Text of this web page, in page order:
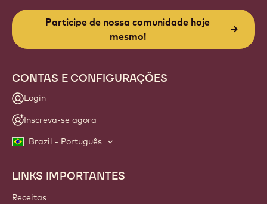
Participe de nossa comunidade hoje
mesmo!
CONTAS E CONFIGURAÇÕES
Login
Inscreva-se agora
Brazil - Português
Footer
Callebaut
LINKS IMPORTANTES
Receitas